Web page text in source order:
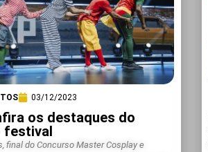
03/12/2023
os destaques do
festival
final do Concurso Master Cosplay e